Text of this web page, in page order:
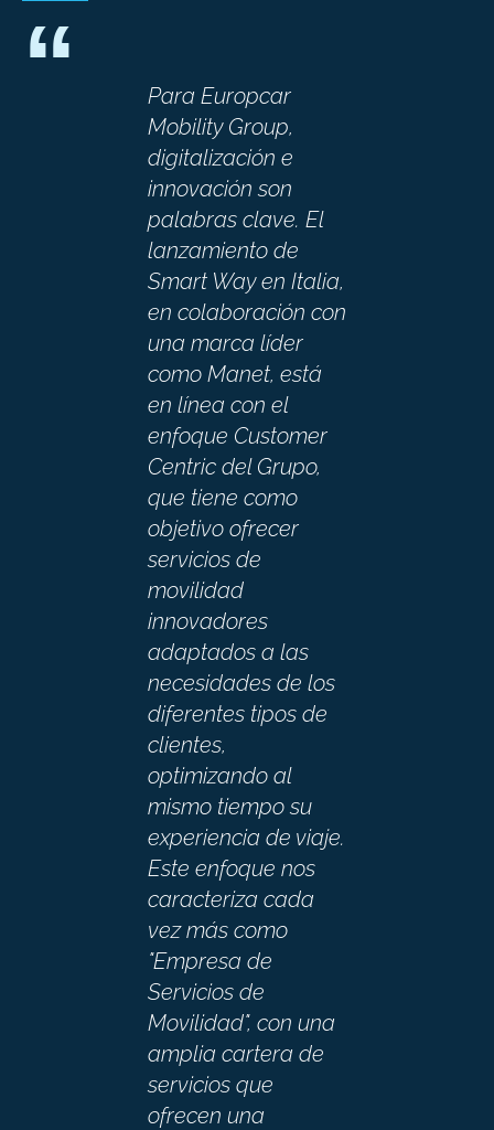
“
Para Europcar
Mobility Group,
digitalización e
innovación son
palabras clave. El
lanzamiento de
Smart Way en Italia,
en colaboración con
una marca líder
como Manet, está
en línea con el
enfoque Customer
Centric del Grupo,
que tiene como
objetivo ofrecer
servicios de
movilidad
innovadores
adaptados a las
necesidades de los
diferentes tipos de
clientes,
optimizando al
mismo tiempo su
experiencia de viaje.
Este enfoque nos
caracteriza cada
vez más como
"Empresa de
Servicios de
Movilidad", con una
amplia cartera de
servicios que
ofrecen una